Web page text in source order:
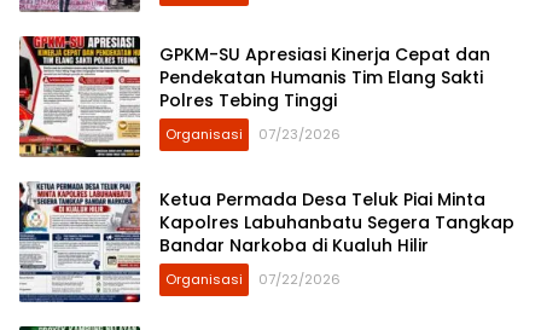
GPKM-SU Apresiasi Kinerja Cepat dan
Pendekatan Humanis Tim Elang Sakti
Polres Tebing Tinggi
Organisasi 07/23/2026
Ketua Permada Desa Teluk Piai Minta
Kapolres Labuhanbatu Segera Tangkap
Bandar Narkoba di Kualuh Hilir
Organisasi 07/22/2026